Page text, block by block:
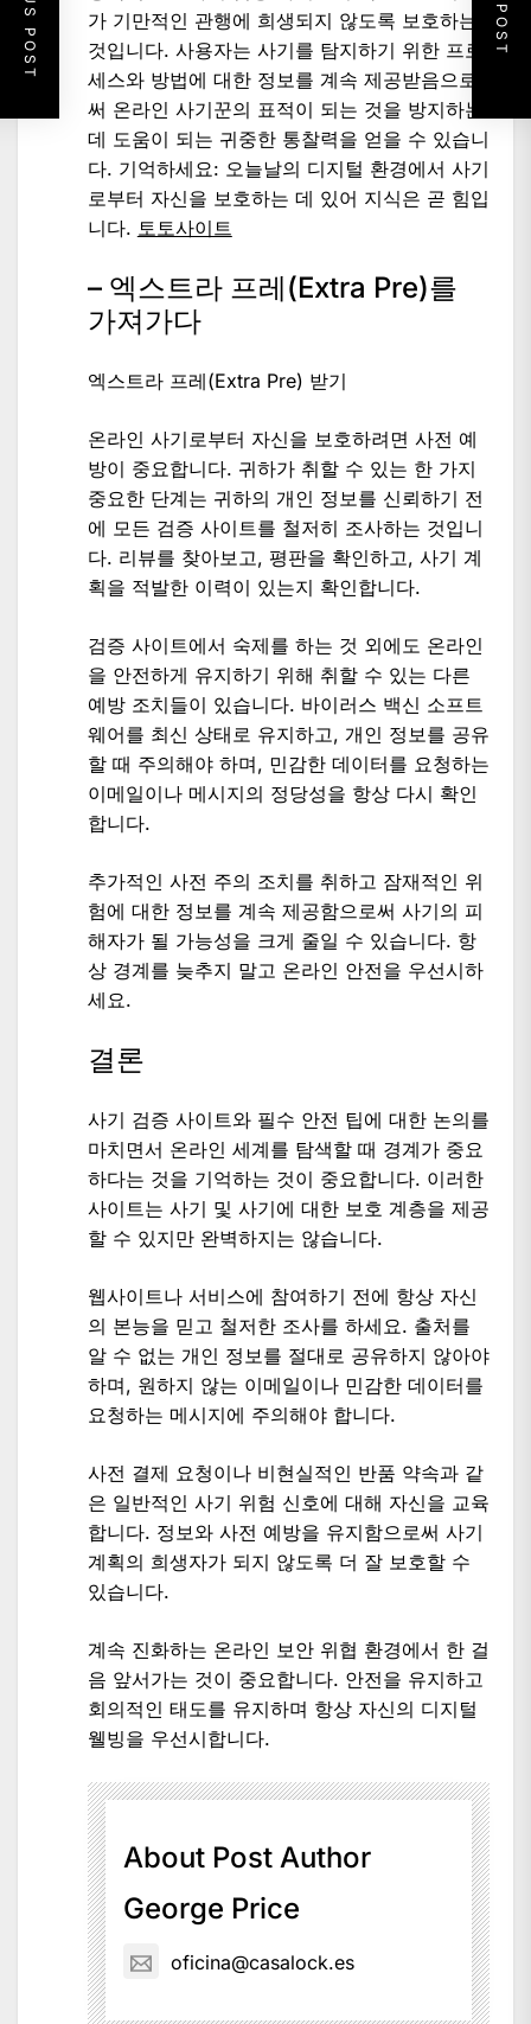
가 기만적인 관행에 희생되지 않도록 보호하는
것입니다. 사용자는 사기를 탐지하기 위한 프로
세스와 방법에 대한 정보를 계속 제공받음으로
써 온라인 사기꾼의 표적이 되는 것을 방지하는
데 도움이 되는 귀중한 통찰력을 얻을 수 있습니
다. 기억하세요: 오늘날의 디지털 환경에서 사기
로부터 자신을 보호하는 데 있어 지식은 곧 힘입
니다. 토토사이트
– 엑스트라 프레(Extra Pre)를
가져가다
엑스트라 프레(Extra Pre) 받기
온라인 사기로부터 자신을 보호하려면 사전 예
방이 중요합니다. 귀하가 취할 수 있는 한 가지
중요한 단계는 귀하의 개인 정보를 신뢰하기 전
에 모든 검증 사이트를 철저히 조사하는 것입니
다. 리뷰를 찾아보고, 평판을 확인하고, 사기 계
획을 적발한 이력이 있는지 확인합니다.
검증 사이트에서 숙제를 하는 것 외에도 온라인
을 안전하게 유지하기 위해 취할 수 있는 다른
예방 조치들이 있습니다. 바이러스 백신 소프트
웨어를 최신 상태로 유지하고, 개인 정보를 공유
할 때 주의해야 하며, 민감한 데이터를 요청하는
이메일이나 메시지의 정당성을 항상 다시 확인
합니다.
추가적인 사전 주의 조치를 취하고 잠재적인 위
험에 대한 정보를 계속 제공함으로써 사기의 피
해자가 될 가능성을 크게 줄일 수 있습니다. 항
상 경계를 늦추지 말고 온라인 안전을 우선시하
세요.
결론
사기 검증 사이트와 필수 안전 팁에 대한 논의를
마치면서 온라인 세계를 탐색할 때 경계가 중요
하다는 것을 기억하는 것이 중요합니다. 이러한
사이트는 사기 및 사기에 대한 보호 계층을 제공
할 수 있지만 완벽하지는 않습니다.
웹사이트나 서비스에 참여하기 전에 항상 자신
의 본능을 믿고 철저한 조사를 하세요. 출처를
알 수 없는 개인 정보를 절대로 공유하지 않아야
하며, 원하지 않는 이메일이나 민감한 데이터를
요청하는 메시지에 주의해야 합니다.
사전 결제 요청이나 비현실적인 반품 약속과 같
은 일반적인 사기 위험 신호에 대해 자신을 교육
합니다. 정보와 사전 예방을 유지함으로써 사기
계획의 희생자가 되지 않도록 더 잘 보호할 수
있습니다.
계속 진화하는 온라인 보안 위협 환경에서 한 걸
음 앞서가는 것이 중요합니다. 안전을 유지하고
회의적인 태도를 유지하며 항상 자신의 디지털
웰빙을 우선시합니다.
About Post Author
George Price
oficina@casalock.es